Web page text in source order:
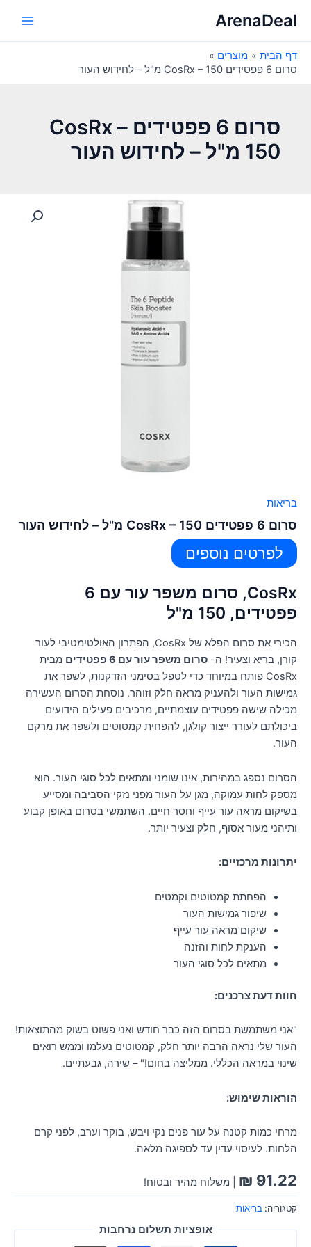
לתוכןArenaDeal
דף הבית
מוצרים
סרום 6 פפטידים CosRx – 150 מ"ל – לחידוש העור
סרום 6 פפטידים CosRx –
150 מ"ל – לחידוש העור
בריאות
סרום 6 פפטידים CosRx – 150 מ"ל – לחידוש העור
לפרטים נוספים
CosRx, סרום משפר עור עם 6
פפטידים, 150 מ"ל
הכירי את סרום הפלא של CosRx, הפתרון האולטימטיבי לעור
קורן, בריא וצעיר! ה- סרום משפר עור עם 6 פפטידים
מבית
CosRx פותח במיוחד כדי לטפל בסימני הזדקנות, לשפר את
גמישות העור ולהעניק מראה חלק וזוהר. נוסחת הסרום העשירה
מכילה שישה פפטידים עוצמתיים, מרכיבים פעילים הידועים
ביכולתם לעורר ייצור קולגן, להפחית קמטוטים ולשפר את מרקם
העור.
הסרום נספג במהירות, אינו שומני ומתאים לכל סוגי העור. הוא
מספק לחות עמוקה, מגן על העור מפני נזקי הסביבה ומסייע
בשיקום מראה עור עייף וחסר חיים. השתמשי בסרום באופן קבוע
ותיהני מעור אסוף, חלק וצעיר יותר.
יתרונות מרכזיים:
הפחתת קמטוטים וקמטים
שיפור גמישות העור
שיקום מראה עור עייף
הענקת לחות והזנה
מתאים לכל סוגי העור
חוות דעת צרכנים:
"אני משתמשת בסרום הזה כבר חודש ואני פשוט בשוק מהתוצאות!
העור שלי נראה הרבה יותר חלק, קמטוטים נעלמו וממש רואים
שינוי במראה הכללי. ממליצה בחום!" – שירה, גבעתיים.
הוראות שימוש:
מרחי כמות קטנה על עור פנים נקי ויבש, בוקר וערב, לפני קרם
הלחות. לעיסוי עדין עד לספיגה מלאה.
₪ 91.22 | משלוח מהיר ובטוח!
קטגוריה: בריאות
אופציות תשלום נרחבות